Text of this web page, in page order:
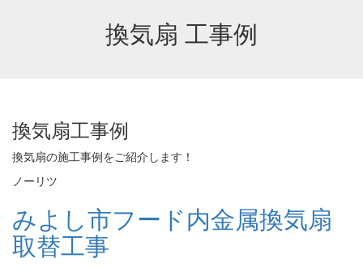
換気扇 工事例
換気扇工事例
換気扇の施工事例をご紹介します！
ノーリツ
みよし市フード内金属換気扇
取替工事